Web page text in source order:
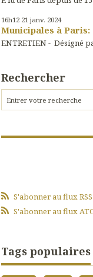
16h12 21 janv. 2024
Municipales à Paris:
ENTRETIEN - Désigné
Rechercher
S'abonner au flux RSS
S'abonner au flux
Tags populaires